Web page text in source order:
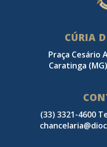
CÚRIA
Praça Cesário
Caratinga
(33) 3321-4600